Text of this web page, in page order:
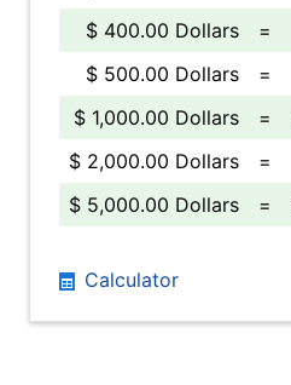
$ 400.00 Dollars
=
$ 500.00 Dollars
=
$ 1,000.00 Dollars
=
$ 2,000.00 Dollars
=
$ 5,000.00 Dollars
=
Calculator